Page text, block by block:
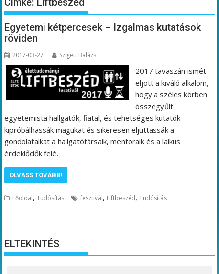
Címke: Liftbeszéd
Egyetemi kétpercesek – Izgalmas kutatások
röviden
2017-03-27 Szigeti Balázs
2017 tavaszán ismét
eljött a kiváló alkalom,
hogy a széles körben
összegyűlt
egyetemista hallgatók, fiatal, és tehetséges kutatók
kipróbálhassák magukat és sikeresen eljuttassák a
gondolataikat a hallgatótársaik, mentoraik és a laikus
érdeklődők felé.
OLVASS TOVÁBB!
Főoldal,Tudósítás fesztivál, Liftbeszéd,Tudósítás
ELTEKINTÉS